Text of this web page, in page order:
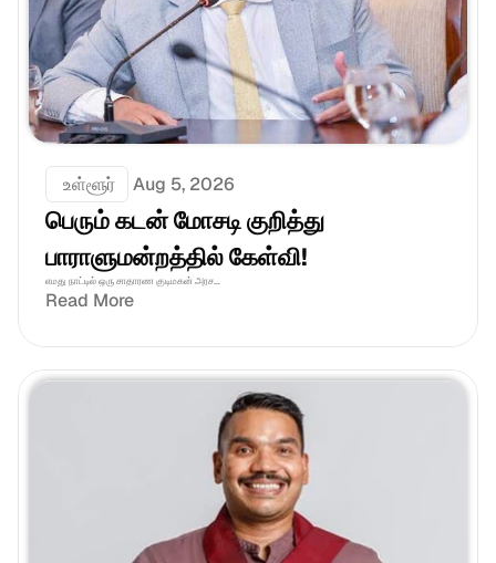
உள்ளூர் Aug 5, 2026
பெரும் கடன் மோசடி குறித்து
பாராளுமன்றத்தில் கேள்வி!
எமது நாட்டில் ஒரு சாதாரண குடிமகன் அரச...
Read More